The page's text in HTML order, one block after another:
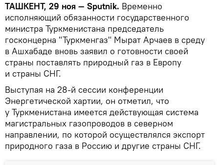
ТАШКЕНТ, 29 ноя — Sputnik. Временно
исполняющий обязанности государственного
министра Туркменистана председатель
госконцерна "Туркменгаз" Мырат Арчаев в среду
в Ашхабаде вновь заявил о готовности своей
страны поставлять природный газ в Европу
и страны СНГ.
Выступая на 28-й сессии конференции
Энергетической хартии, он отметил, что
у Туркменистана имеется действующая система
магистральных газопроводов в северном
направлении, по которой осуществлялся экспорт
природного газа в Россию и другие страны СНГ.